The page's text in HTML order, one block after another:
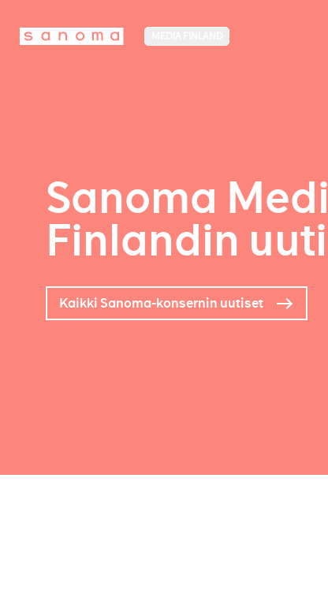
Sanoma
Finlandin
Kaikki Sanoma-konsernin uutiset